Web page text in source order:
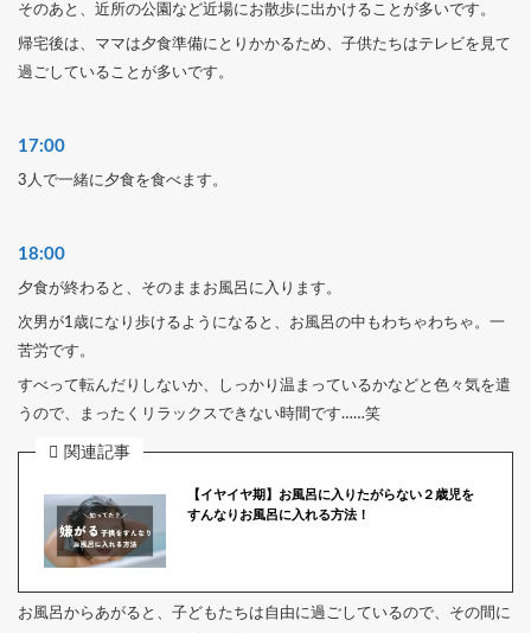
そのあと、近所の公園など近場にお散歩に出かけることが多いです。
帰宅後は、ママは夕食準備にとりかかるため、子供たちはテレビを見て
過ごしていることが多いです。
17:00
3人で一緒に夕食を食べます。
18:00
夕食が終わると、そのままお風呂に入ります。
次男が1歳になり歩けるようになると、お風呂の中もわちゃわちゃ。一
苦労です。
すべって転んだりしないか、しっかり温まっているかなどと色々気を遣
うので、まったくリラックスできない時間です……笑
関連記事
【イヤイヤ期】お風呂に入りたがらない２歳児を
すんなりお風呂に入れる方法！
お風呂からあがると、子どもたちは自由に過ごしているので、その間に